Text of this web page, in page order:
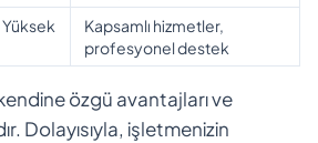
Yüksek
Kapsamlı hizmetler,
profesyonel destek
özgü avantajları ve
Dolayısıyla, işletmenizin